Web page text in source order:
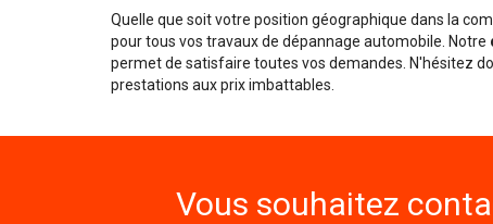
Quelle que soit votre position géographique dans la
pour tous vos travaux de dépannage automobile. Notre
permet de satisfaire toutes vos demandes. N'hésitez
prestations aux prix imbattables.
Vous souhaitez